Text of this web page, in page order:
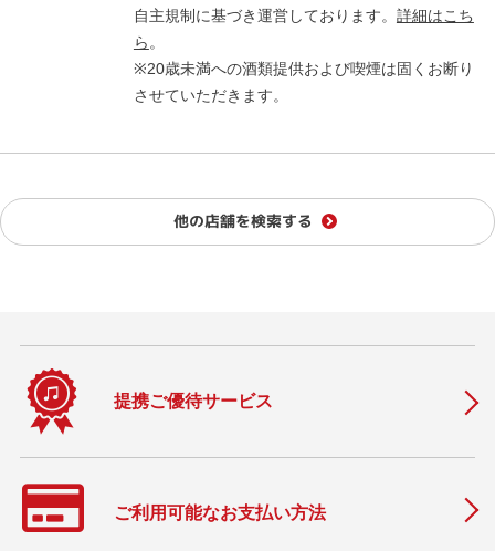
自主規制に基づき運営しております。 詳細はこち
ら。
※20歳未満への酒類提供および喫煙は固くお断り
させていただきます。
他の店舗を検索する
提携ご優待サービス
ご利用可能なお支払い方法